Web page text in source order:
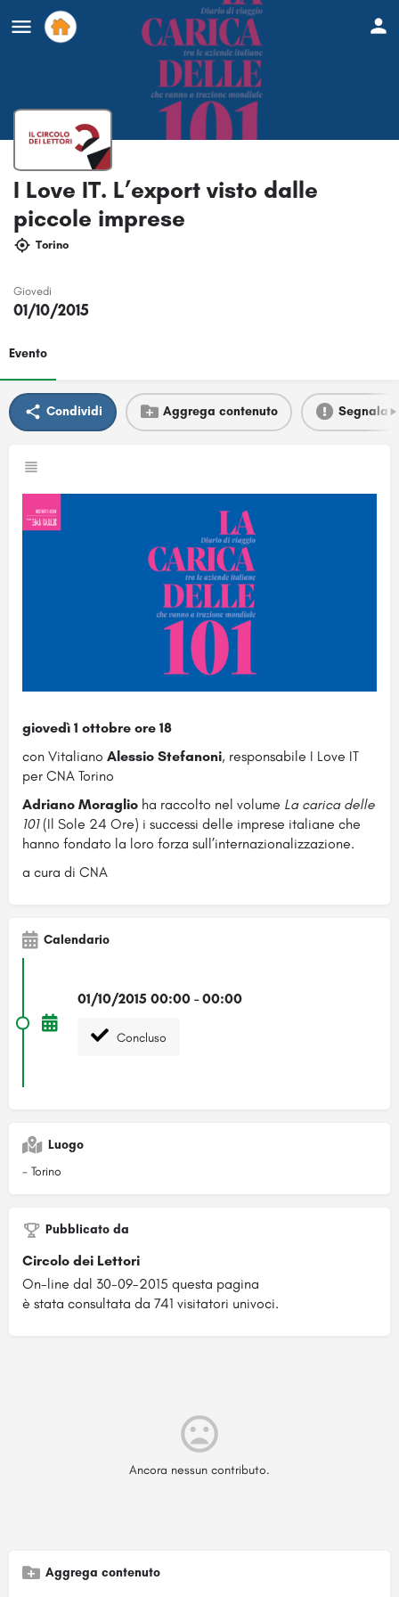
I Love IT. L’export visto dalle
piccole imprese
Torino
Giovedi
01/10/2015
Evento
Condividi Aggrega contenuto Segnala
giovedì 1 ottobre ore 18
con Vitaliano Alessio Stefanoni, responsabile I Love IT
per CNA Torino
Adriano Moraglio ha raccolto nel volume La carica delle
101(Il Sole 24 Ore) i successi delle imprese italiane che
hanno fondato la loro forza sull’internazionalizzazione.
a cura di CNA
Calendario
01/10/2015 00:00 - 00:00
Concluso
Luogo
- Torino
Pubblicato da
Circolo dei Lettori
On-line dal 30-09-2015 questa pagina
è stata consultata da 741 visitatori univoci.
Ancora nessun contributo.
Aggrega contenuto